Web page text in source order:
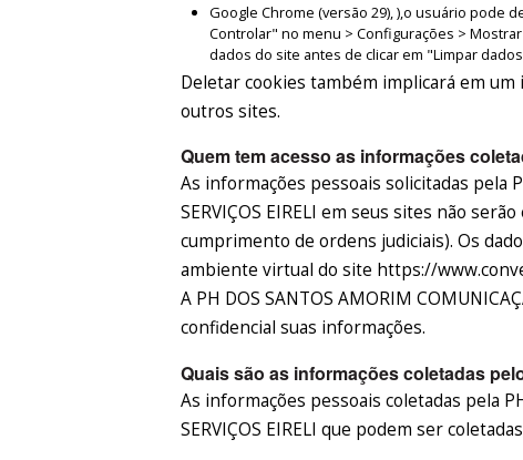
Google Chrome (versão 29), ),o usuário pode
Controlar" no menu > Configurações >
dados do site antes de clicar em "Limpar
Deletar cookies também implicará em
outros sites.
Quem tem acesso as informações
As informações pessoais solicitadas pela
SERVIÇOS EIRELI em seus sites não
cumprimento de ordens judiciais). Os
ambiente virtual do site https://
A PH DOS SANTOS AMORIM
confidencial suas informações.
Quais são as informações coletadas
As informações pessoais coletadas pela
SERVIÇOS EIRELI que podem ser